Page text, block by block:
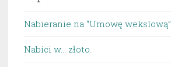
Nabieranie na “Umowę wekslową”
Nabici w... złoto.